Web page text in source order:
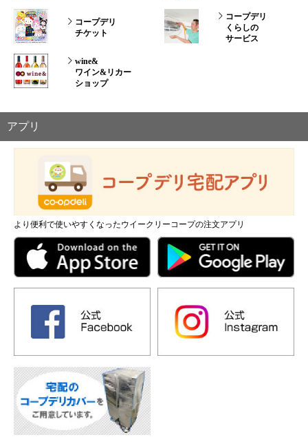
コープデリ
チケット
コープデリ
くらしの
サービス
wine&
ワイン&リカー
ショップ
アプリ
より便利で使いやすくなったウイークリーコープの注文アプリ